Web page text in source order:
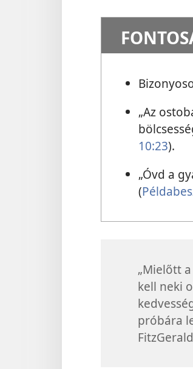
„Az
10:23).
„Óvd a
(
„Mielőtt
kell neki
próbára